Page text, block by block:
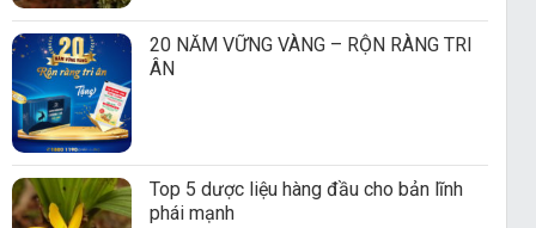
20 NĂM VỮNG VÀNG – RỘN RÀNG TRI
ÂN
Top 5 dược liệu hàng đầu cho bản lĩnh
phái mạnh